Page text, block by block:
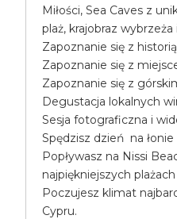
Miłości, Sea Caves z
plaż, krajobraz
Zapoznanie się z
Zapoznanie się z
Zapoznanie się z
Degustacja lokalnych
Sesja fotograficzna i
Spędzisz dzień na
Popływasz na Nissi
najpiękniejszych
Poczujesz klimat
Cypru.